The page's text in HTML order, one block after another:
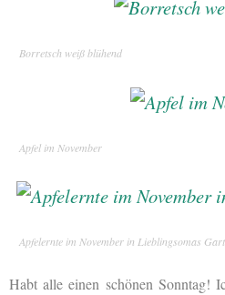
Borretsch weiß blühend
Apfel im November
Apfelernte im November in Lieblingsomas
Habt alle einen schönen Sonntag!